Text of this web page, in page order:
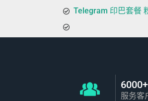
Telegram 印巴套餐
6000+
服务客